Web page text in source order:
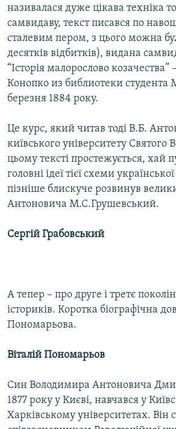
називалася дуже цікава техніка
самвидаву, текст писався по
сталевим пером, з цього можна
десятків відбитків), видана
“Історія малорослово козачества”
Конопко из библиотеки студента
березня 1884 року.
Це курс, який читав тоді В.Б.
київського університету Святого
цьому тексті простежується, хай
головні ідеї тієї схеми української
пізніше блискуче розвинув
Антоновича М.С.Грушевський.
Сергій Грабовський
А тепер – про друге і третє
істориків. Коротка біографічна
Пономарьова.
Віталій Пономарьов
Син Володимира Антоновича
1877 року у Києві, навчався у
Харківському університетах. Він